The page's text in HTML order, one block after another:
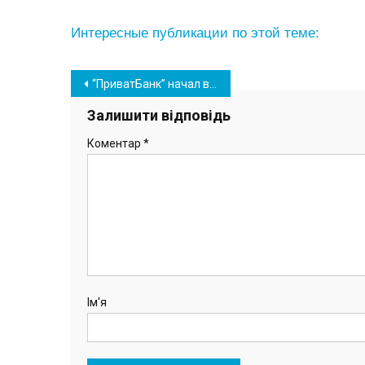
Интересные публикации по этой теме:
Навігація
записів
“ПриватБанк” начал выплаты по новой программе Красного креста: кто получит по 2500 гривен
Залишити відповідь
Коментар *
Ім'я